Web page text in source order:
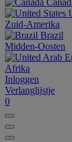
Zuid-Amerika
Brazil
Midden-Oosten
Afrika
Inloggen
Verlanglijstje
0